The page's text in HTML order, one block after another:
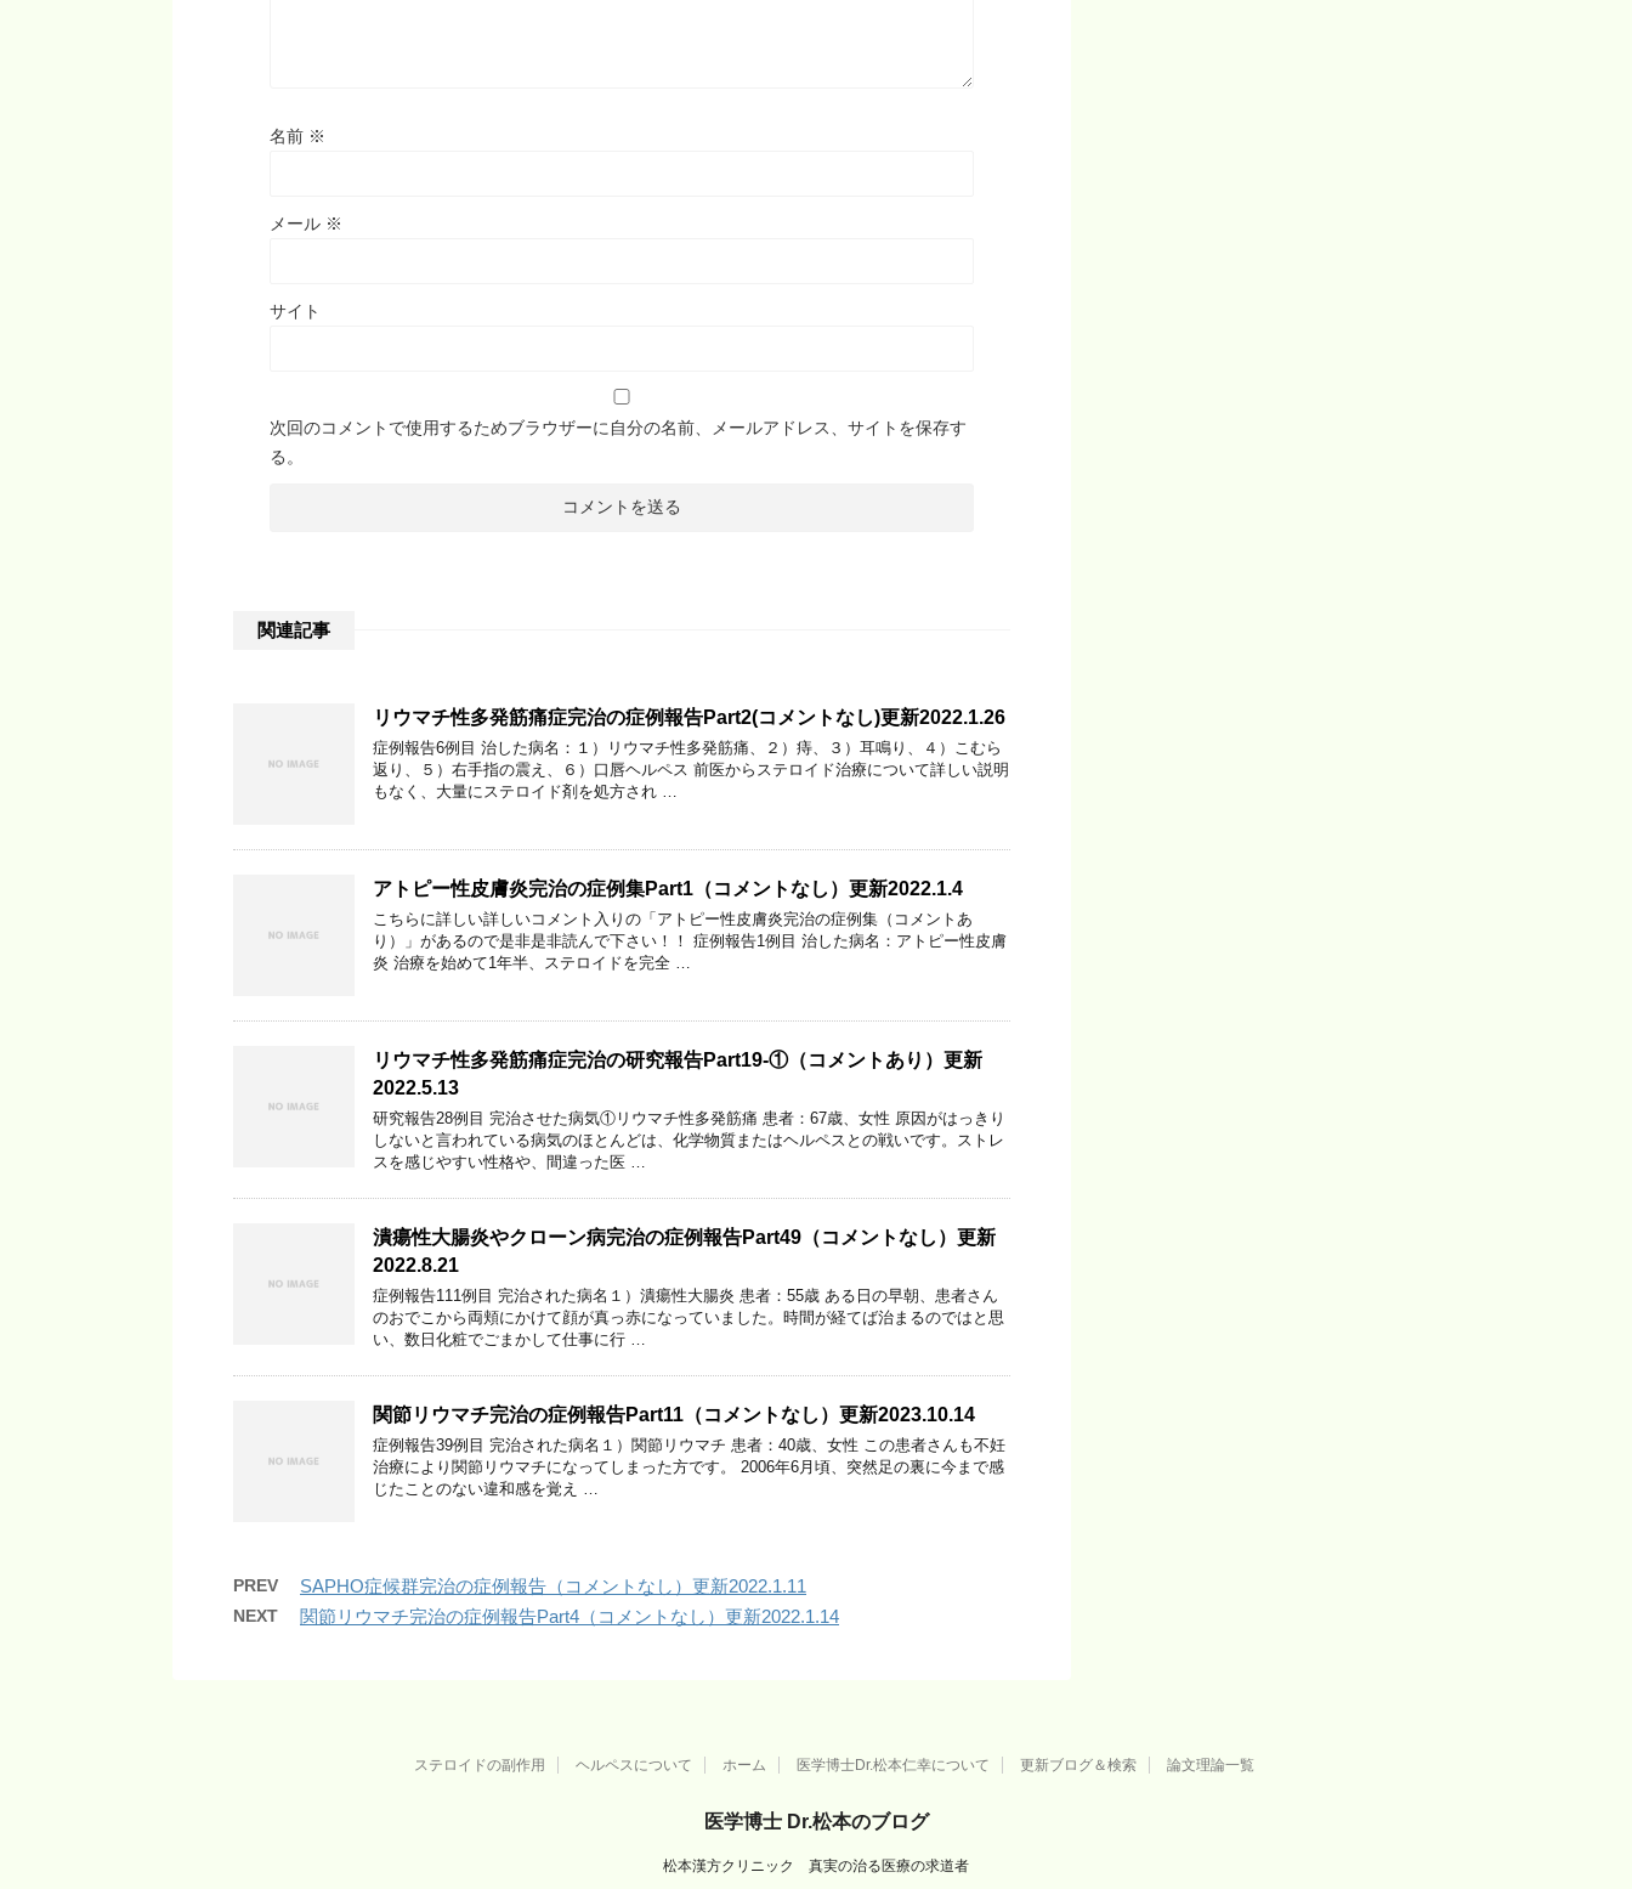
名前 ※
メール ※
サイト
次回のコメントで使用するためブラウザーに自分の名前、メールアドレス、サイトを保存す
る。
関連記事
リウマチ性多発筋痛症完治の症例報告Part2(コメントなし)更新2022.1.26
症例報告6例目 治した病名：１）リウマチ性多発筋痛、２）痔、３）耳鳴り、４）こむら
返り、５）右手指の震え、６）口唇ヘルペス 前医からステロイド治療について詳しい説明
もなく、大量にステロイド剤を処方され …
アトピー性皮膚炎完治の症例集Part1（コメントなし）更新2022.1.4
こちらに詳しい詳しいコメント入りの「アトピー性皮膚炎完治の症例集（コメントあ
り）」があるので是非是非読んで下さい！！ 症例報告1例目 治した病名：アトピー性皮膚
炎 治療を始めて1年半、ステロイドを完全 …
リウマチ性多発筋痛症完治の研究報告Part19-①（コメントあり）更新
2022.5.13
研究報告28例目 完治させた病気①リウマチ性多発筋痛 患者：67歳、女性 原因がはっきり
しないと言われている病気のほとんどは、化学物質またはヘルペスとの戦いです。ストレ
スを感じやすい性格や、間違った医 …
潰瘍性大腸炎やクローン病完治の症例報告Part49（コメントなし）更新
2022.8.21
症例報告111例目 完治された病名１）潰瘍性大腸炎 患者：55歳 ある日の早朝、患者さん
のおでこから両頬にかけて顔が真っ赤になっていました。時間が経てば治まるのではと思
い、数日化粧でごまかして仕事に行 …
関節リウマチ完治の症例報告Part11（コメントなし）更新2023.10.14
症例報告39例目 完治された病名１）関節リウマチ 患者：40歳、女性 この患者さんも不妊
治療により関節リウマチになってしまった方です。 2006年6月頃、突然足の裏に今まで感
じたことのない違和感を覚え …
PREV SAPHO症候群完治の症例報告（コメントなし）更新2022.1.11
NEXT 関節リウマチ完治の症例報告Part4（コメントなし）更新2022.1.14
ステロイドの副作用 ヘルペスについて ホーム 医学博士Dr.松本仁幸について 更新ブログ＆検索 論文理論一覧
医学博士 Dr.松本のブログ
松本漢方クリニック 真実の治る医療の求道者